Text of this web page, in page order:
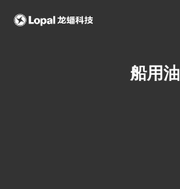
船用油